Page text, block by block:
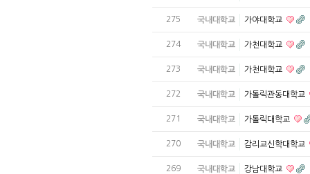
275 국내대학교 가야대학교
274 국내대학교 가천대학교
273 국내대학교 가천대학교
272 국내대학교 가톨릭관동대학교
271 국내대학교 가톨릭대학교
270 국내대학교 감리교신학대학교
269 국내대학교 강남대학교